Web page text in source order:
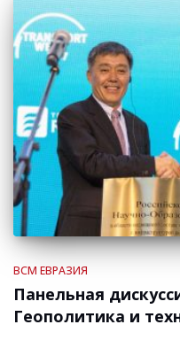
ВСМ ЕВРАЗИЯ
Панельная
Геополитика и